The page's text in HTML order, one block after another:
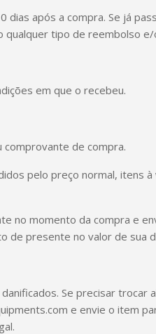
após a compra. Se já
qualquer tipo de reembolso e/
em que o recebeu.
comprovante de compra.
pelo preço normal, itens à
no momento da compra e
de presente no valor de sua
Se precisar trocar
e envie o item